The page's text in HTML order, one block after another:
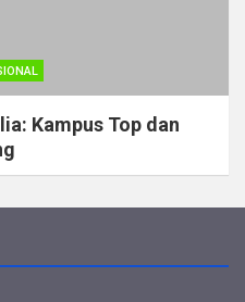
Kampus Top dan